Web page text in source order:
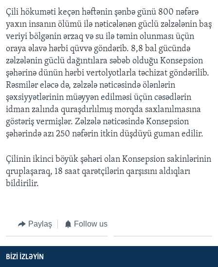
MEDIA AZADLIĞI
BAŞ MƏQALƏ
LEARNING ENGLISH
BIZI IZLƏYIN
Dillər
Çili hökuməti keçən həftənin şənbə günü 800 nəfərə
yaxın insanın ölümü ilə nəticələnən güclü zəlzələnin baş
veriyi bölgənin ərzaq və su ilə təmin olunması üçün
oraya əlavə hərbi qüvvə göndərib. 8,8 bal gücündə
zəlzələnin güclü dağıntılara səbəb olduğu Konsepsion
şəhərinə dünün hərbi vertolyotlarla təchizat göndərilib.
Rəsmilər eləcə də, zəlzələ nəticəsində ölənlərin
şəxsiyyətlərinin müəyyən edilməsi üçün cəsədlərin
idman zalında quraşdırlılmış morqda saxlanılmasına
göstəriş vermişlər. Zəlzələ nəticəsində Konsepsion
şəhərində azı 250 nəfərin itkin düşdüyü guman edilir.
Çilinin ikinci böyük şəhəri olan Konsepsion sakinlərinin
qruplaşaraq, 18 saat qarətçilərin qarşısını aldıqları
bildirilir.
Paylaş Follow us
BIZI IZLƏYIN